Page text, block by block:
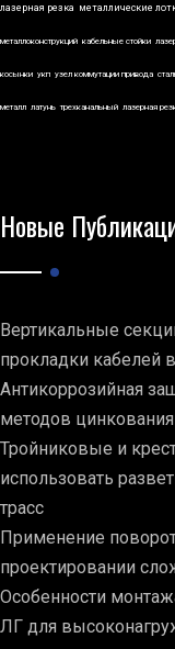
лазерная резка металлические
металлоконструкций кабельные стойки
косынки укп узел коммутации привода
металл латунь трехканальный лазерная
Новые
Вертикальные
прокладки кабелей
Антикоррозийная
методов
Тройниковые и
использовать
трасс
Применение
проектировании
Особенности
ЛГ для